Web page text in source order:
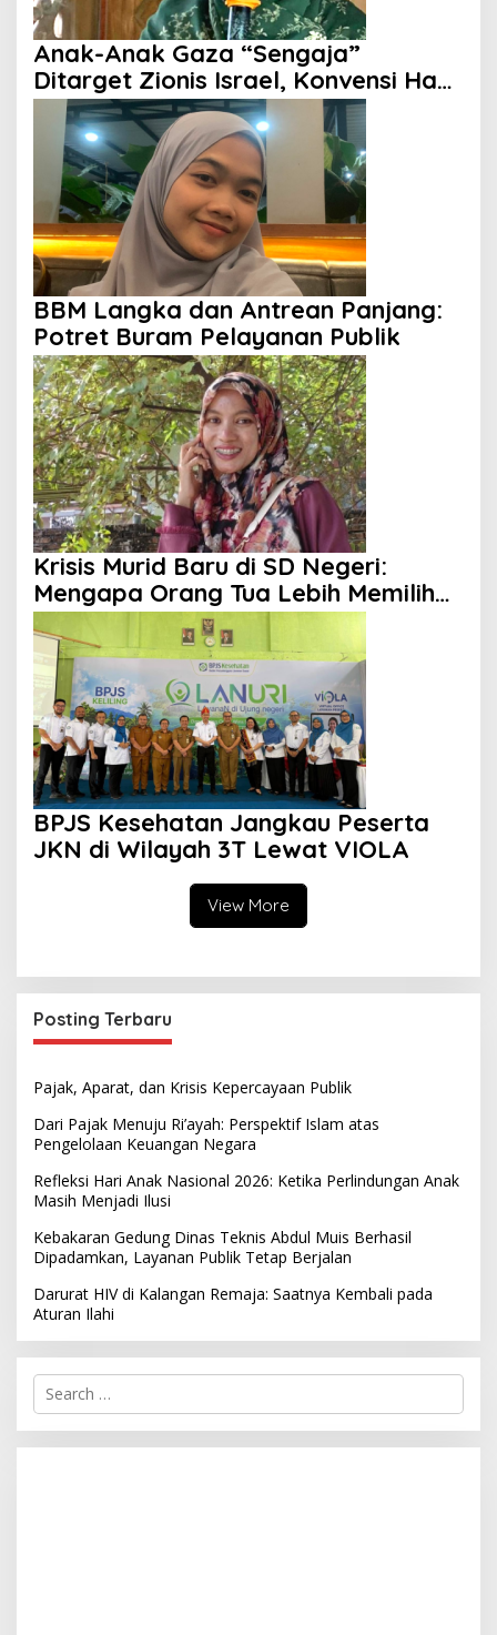
Anak-Anak Gaza “Sengaja”
Ditarget Zionis Israel, Konvensi Hak
Anak Tak Berdaya
BBM Langka dan Antrean Panjang:
Potret Buram Pelayanan Publik
Krisis Murid Baru di SD Negeri:
Mengapa Orang Tua Lebih Memilih
Sekolah Swasta?
BPJS Kesehatan Jangkau Peserta
JKN di Wilayah 3T Lewat VIOLA
View More
Posting Terbaru
Pajak, Aparat, dan Krisis Kepercayaan Publik
Dari Pajak Menuju Ri’ayah: Perspektif Islam atas
Pengelolaan Keuangan Negara
Refleksi Hari Anak Nasional 2026: Ketika Perlindungan Anak
Masih Menjadi Ilusi
Kebakaran Gedung Dinas Teknis Abdul Muis Berhasil
Dipadamkan, Layanan Publik Tetap Berjalan
Darurat HIV di Kalangan Remaja: Saatnya Kembali pada
Aturan Ilahi
S
r